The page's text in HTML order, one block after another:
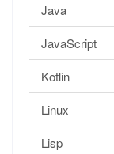
Java
JavaScript
Kotlin
Linux
Lisp